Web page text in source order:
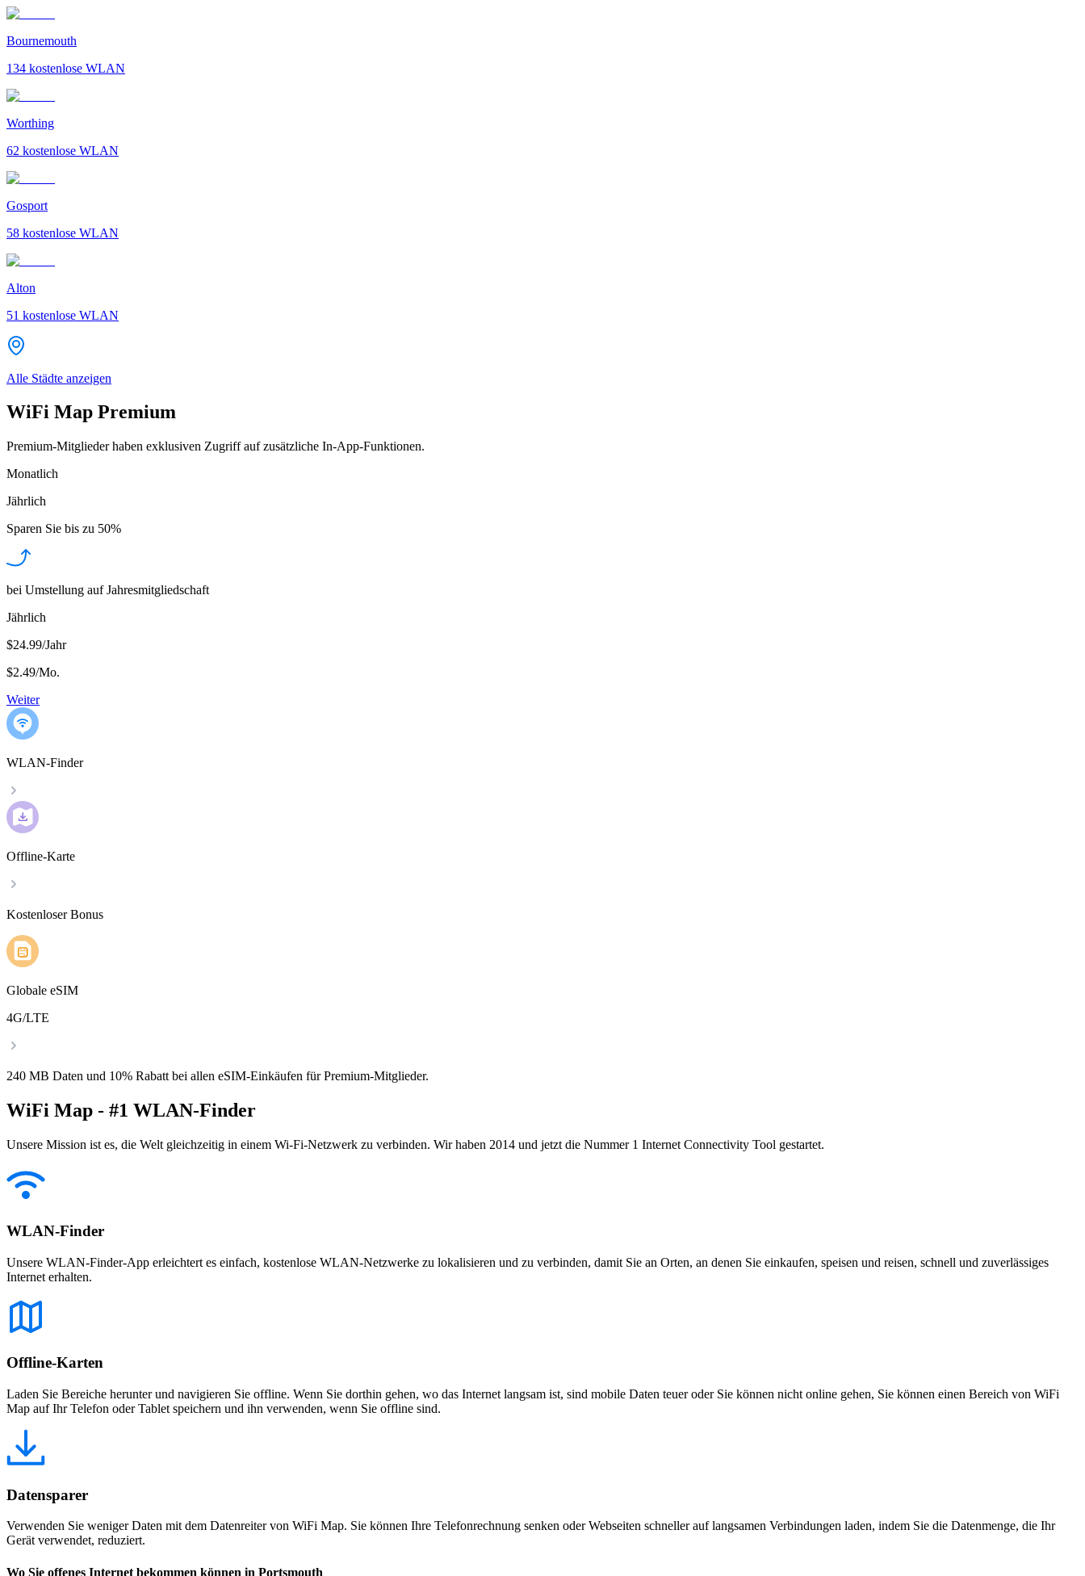
Bournemouth
134 kostenlose WLAN
Worthing
62 kostenlose WLAN
Gosport
58 kostenlose WLAN
Alton
51 kostenlose WLAN
Alle Städte anzeigen
WiFi Map Premium
Premium-Mitglieder haben exklusiven Zugriff auf zusätzliche In-App-Funktionen.
Monatlich
Jährlich
Sparen Sie bis zu 50%
bei Umstellung auf Jahresmitgliedschaft
Jährlich
$24.99/Jahr
$2.49/Mo.
Weiter
WLAN-Finder
Offline-Karte
Kostenloser Bonus
Globale eSIM
4G/LTE
240 MB Daten und 10% Rabatt bei allen eSIM-Einkäufen für Premium-Mitglieder.
WiFi Map - #1 WLAN-Finder
Unsere Mission ist es, die Welt gleichzeitig in einem Wi-Fi-Netzwerk zu verbinden. Wir haben 2014 und jetzt die Nummer 1 Internet Connectivity Tool gestartet.
WLAN-Finder
Unsere WLAN-Finder-App erleichtert es einfach, kostenlose WLAN-Netzwerke zu lokalisieren und zu verbinden, damit Sie an Orten, an denen Sie einkaufen, speisen und reisen, schnell und zuverlässiges
Internet erhalten.
Offline-Karten
Laden Sie Bereiche herunter und navigieren Sie offline. Wenn Sie dorthin gehen, wo das Internet langsam ist, sind mobile Daten teuer oder Sie können nicht online gehen, Sie können einen Bereich von WiFi
Map auf Ihr Telefon oder Tablet speichern und ihn verwenden, wenn Sie offline sind.
Datensparer
Verwenden Sie weniger Daten mit dem Datenreiter von WiFi Map. Sie können Ihre Telefonrechnung senken oder Webseiten schneller auf langsamen Verbindungen laden, indem Sie die Datenmenge, die Ihr
Gerät verwendet, reduziert.
Wo Sie offenes Internet bekommen können in Portsmouth